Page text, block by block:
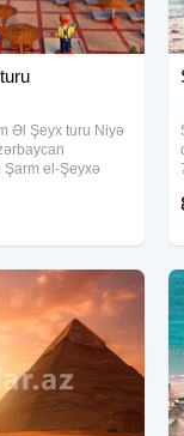
Əl Şeyx turu Niyə
Şarm el-Şeyxə
yay: Bura qışın